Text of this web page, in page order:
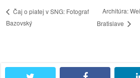
Čaj o piatej v SNG: Fotograf
Bazovský
Architúra:
Bratislave